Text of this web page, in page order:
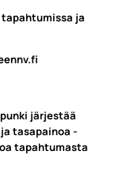
ja
järjestää
tasapainoa -
tapahtumasta